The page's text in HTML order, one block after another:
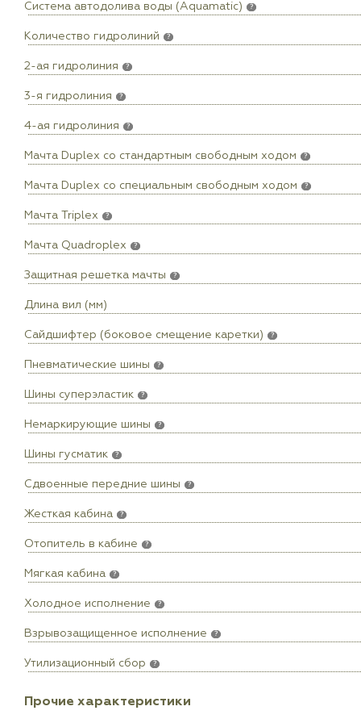
Система автодолива воды (Aquamatic) ?
Количество гидролиний ?
2-ая гидролиния ?
3-я гидролиния ?
4-ая гидролиния ?
Мачта Duplex сo стандартным свободным ходом ?
Мачта Duplex со специальным свободным ходом ?
Мачта Triplex ?
Мачта Quadroplex ?
Защитная решетка мачты ?
Длина вил (мм)
Сайдшифтер (боковое смещение каретки) ?
Пневматические шины ?
Шины суперэластик ?
Немаркирующие шины ?
Шины гусматик ?
Сдвоенные передние шины ?
Жесткая кабина ?
Отопитель в кабине ?
Мягкая кабина ?
Холодное исполнение ?
Взрывозащищенное исполнение ?
Утилизационный сбор ?
Прочие характеристики